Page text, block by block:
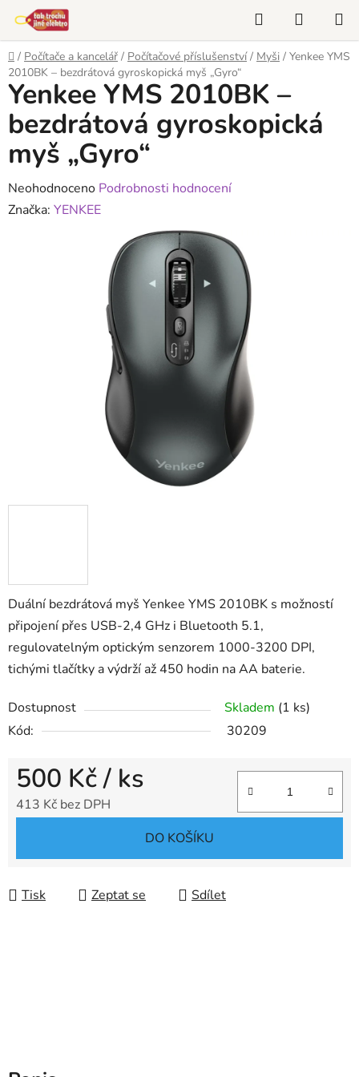
obsah
Hledat
KOŠÍK
Domů
/ Počítače a kancelář / Počítačové příslušenství / Myši / Yenkee YMS
2010BK – bezdrátová gyroskopická myš „Gyro“
Duální bezdrátová myš Yenkee YMS 2010BK s možností
připojení přes USB-2,4 GHz i Bluetooth 5.1,
regulovatelným optickým senzorem 1000-3200 DPI,
tichými tlačítky a výdrží až 450 hodin na AA baterie.
Dostupnost Skladem (1 ks)
Kód:
30209
500 Kč/ ks
413 Kč bez DPH
DO KOŠÍKU
Tisk Zeptat se Sdílet
Yenkee YMS 2010BK –
bezdrátová gyroskopická
myš „Gyro“
Průměrné
hodnocení
Neohodnoceno Podrobnosti hodnocení
Značka: YENKEE